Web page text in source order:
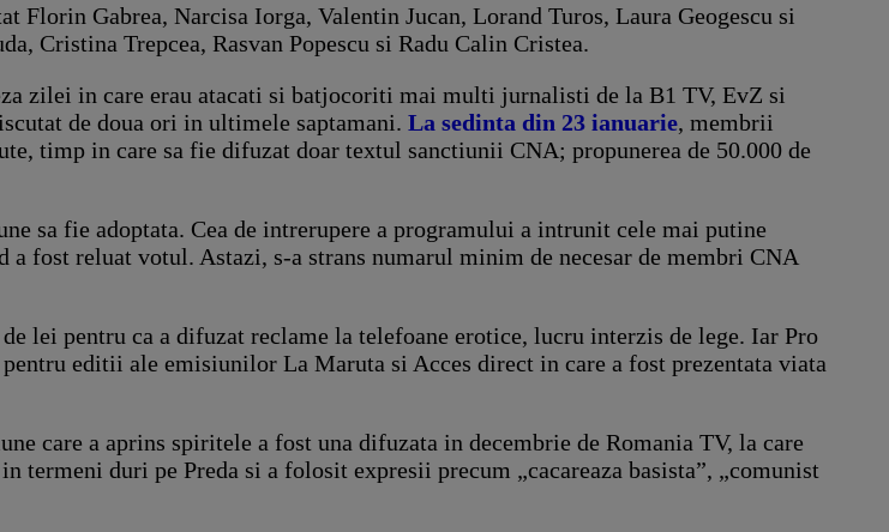
Florin Gabrea, Narcisa Iorga, Valentin Jucan, Lorand Turos, Laura Geogescu si
Cristina Trepcea, Rasvan Popescu si Radu Calin Cristea.
zilei in care erau atacati si batjocoriti mai multi jurnalisti de la B1 TV, EvZ si
de doua ori in ultimele saptamani. La sedinta din 23 ianuarie, membrii
timp in care sa fie difuzat doar textul sanctiunii CNA; propunerea de 50.000 de
sa fie adoptata. Cea de intrerupere a programului a intrunit cele mai putine
fost reluat votul. Astazi, s-a strans numarul minim de necesar de membri CNA
lei pentru ca a difuzat reclame la telefoane erotice, lucru interzis de lege. Iar Pro
editii ale emisiunilor La Maruta si Acces direct in care a fost prezentata viata
care a aprins spiritele a fost una difuzata in decembrie de Romania TV, la care
duri pe Preda si a folosit expresii precum „cacareaza basista”, „comunist